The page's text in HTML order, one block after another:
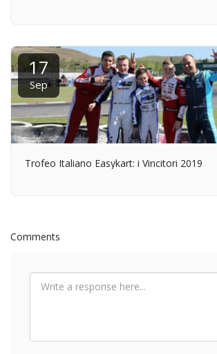
17
Sep
Trofeo Italiano Easykart: i Vincitori 2019
Comments